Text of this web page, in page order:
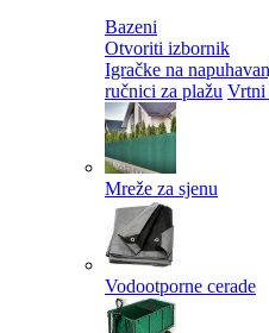
Bazeni
Otvoriti izbornik
Igračke na
ručnici za plažu Vrtni
Mreže za sjenu
Vodootporne cerade